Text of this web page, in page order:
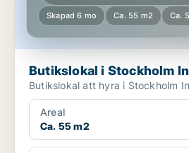
Skapad 6 mo Ca. 55 m2 Ca.
Butikslokal i Stockholm
Butikslokal att hyra i Stockholm
Areal
Ca. 55 m2